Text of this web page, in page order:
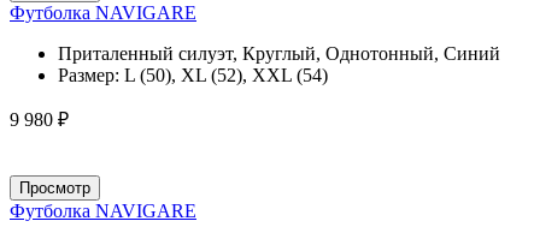
Футболка NAVIGARE
Приталенный силуэт, Круглый, Однотонный, Синий
Размер: L (50), XL (52), XXL (54)
9 980 ₽
Просмотр
Футболка NAVIGARE